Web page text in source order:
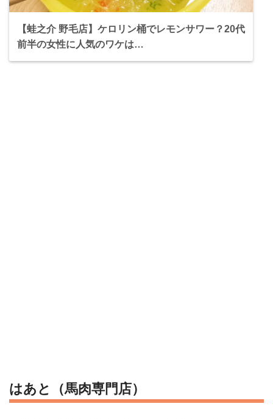
【蛙之介 野毛店】ケロリン桶でレモンサワー？20代
前半の女性に人気のワケは…
はあと（馬肉専門店）